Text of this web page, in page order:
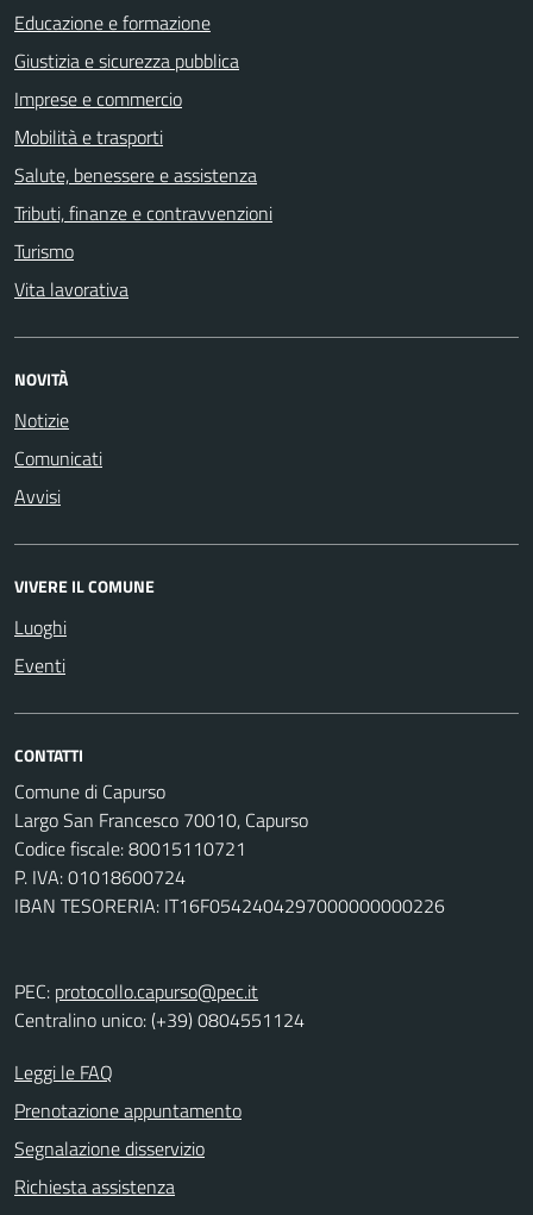
Educazione e formazione
Giustizia e sicurezza pubblica
Imprese e commercio
Mobilità e trasporti
Salute, benessere e assistenza
Tributi, finanze e contravvenzioni
Turismo
Vita lavorativa
NOVITÀ
Notizie
Comunicati
Avvisi
VIVERE IL COMUNE
Luoghi
Eventi
CONTATTI
Comune di Capurso
Largo San Francesco 70010, Capurso
Codice fiscale: 80015110721
P. IVA: 01018600724
IBAN TESORERIA: IT16F0542404297000000000226
PEC: protocollo.capurso@pec.it
Centralino unico: (+39) 0804551124
Leggi le FAQ
Prenotazione appuntamento
Segnalazione disservizio
Richiesta assistenza